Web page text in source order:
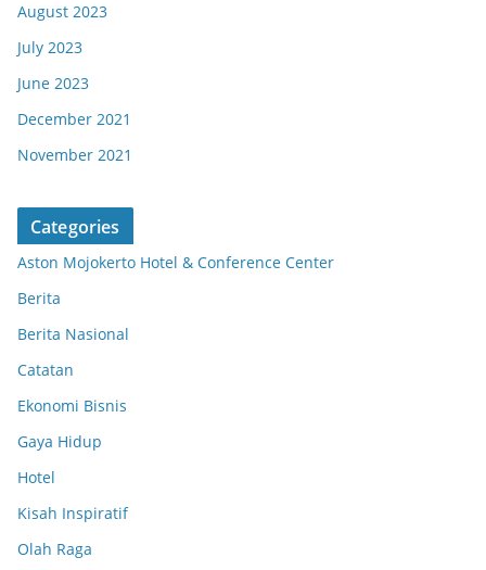
August 2023
July 2023
June 2023
December 2021
November 2021
Categories
Aston Mojokerto Hotel & Conference Center
Berita
Berita Nasional
Catatan
Ekonomi Bisnis
Gaya Hidup
Hotel
Kisah Inspiratif
Olah Raga